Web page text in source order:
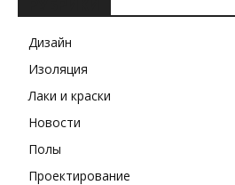
Дизайн
Изоляция
Лаки и краски
Новости
Полы
Проектирование